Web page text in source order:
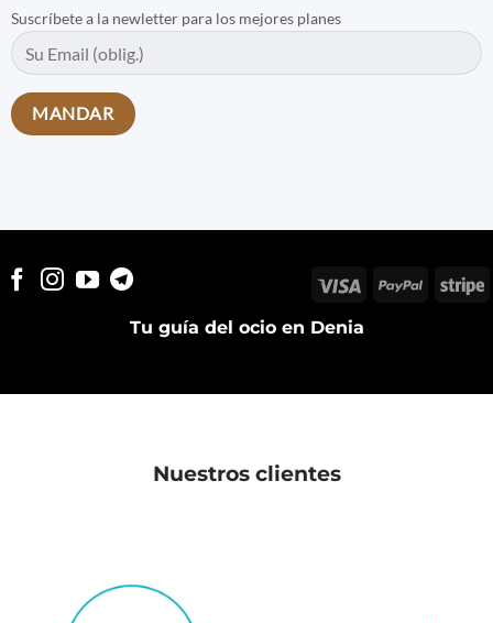
Suscríbete a la newletter para los mejores planes
Tu guía del ocio en Denia
Visa PayPal
Nuestros clientes